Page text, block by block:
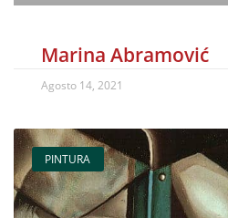
Marina Abramović
Agosto 14, 2021
PINTURA